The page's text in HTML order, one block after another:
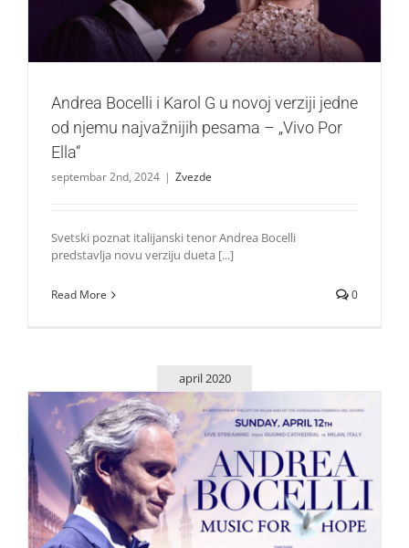
Andrea Bocelli i Karol G u novoj verziji jedne
od njemu najvažnijih pesama – „Vivo Por
Ella“
septembar 2nd, 2024 | Zvezde
Svetski poznat italijanski tenor Andrea Bocelli
predstavlja novu verziju dueta [...]
Read More 0
april 2020
Andrea Bocelli će nastupiti u praznoj Milanskoj katedrali
Zvezde